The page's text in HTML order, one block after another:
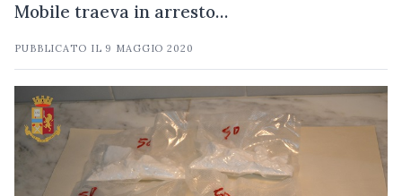
Mobile traeva in arresto…
PUBBLICATO IL 9 MAGGIO 2020